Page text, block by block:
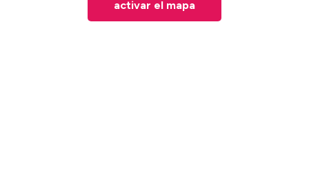
activar el mapa